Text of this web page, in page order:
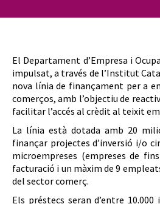
El Departament d’Empresa i
impulsat, a través de l’Institut
nova línia de finançament per a
comerços, amb l’objectiu de
facilitar l’accés al crèdit al teixit
La línia està dotada amb 20
finançar projectes d’inversió i/o
microempreses (empreses de
facturació i un màxim de 9
del sector comerç.
Els préstecs seran d’entre 10.000